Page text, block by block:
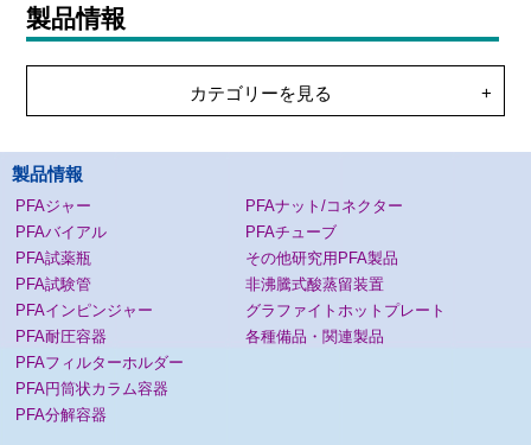
製品情報
カテゴリーを見る
製品情報
PFAジャー
PFAバイアル
PFA試薬瓶
PFA試験管
PFAインピンジャー
PFA耐圧容器
PFAフィルターホルダー
PFA円筒状カラム容器
PFA分解容器
PFAナット/コネクター
PFAチューブ
その他研究用PFA製品
非沸騰式酸蒸留装置
グラファイトホットプレート
各種備品・関連製品